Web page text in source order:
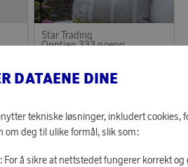
Star Trading
Opptjen 333 poeng
10 730 poeng
DATAENE DINE
tekniske løsninger, inkludert cookies,
om deg til ulike formål, slik som:
For å sikre at nettstedet fungerer korrekt og